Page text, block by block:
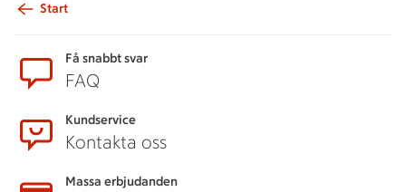
Start
Få snabbt svar
FAQ
Kundservice
Kontakta oss
Massa erbjudanden